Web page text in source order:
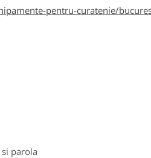
pentru-curatenie/
parola